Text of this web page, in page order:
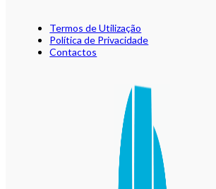
Termos de Utilização
Política de Privacidade
Contactos